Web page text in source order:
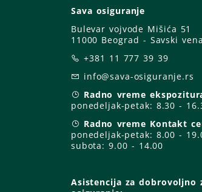
Sava osiguranje
Bulevar vojvode Mišića 51
11000 Beograd - Savski
+381 11 777 39 39
info@sava-osiguranje.rs
Radno vreme
ponedeljak-petak: 8.30 -
Radno vreme Kontakt
ponedeljak-petak: 8.00 -
subota: 9.00 - 14.00
Asistencija za dobrovoljno